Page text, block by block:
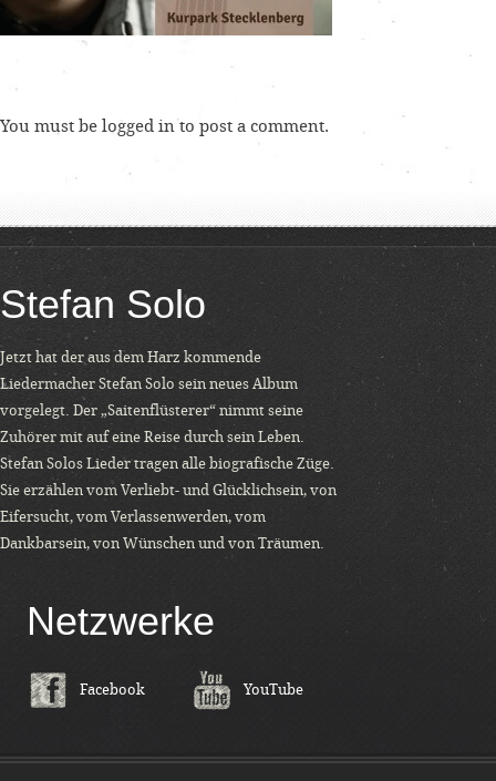
You must be logged into post a comment.
Stefan Solo
Jetzt hat der aus dem Harz kommende
Liedermacher Stefan Solo sein neues Album
vorgelegt. Der „Saitenflüsterer“ nimmt seine
Zuhörer mit auf eine Reise durch sein Leben.
Stefan Solos Lieder tragen alle biografische Züge.
Sie erzählen vom Verliebt- und Glücklichsein, von
Eifersucht, vom Verlassenwerden, vom
Dankbarsein, von Wünschen und von Träumen.
Netzwerke
Facebook YouTube